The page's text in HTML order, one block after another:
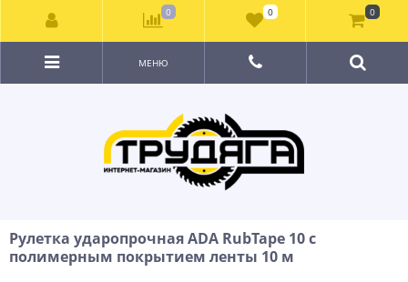
МЕНЮ
Рулетка ударопрочная ADA RubTape 10 с
полимерным покрытием ленты 10 м
0 0 0